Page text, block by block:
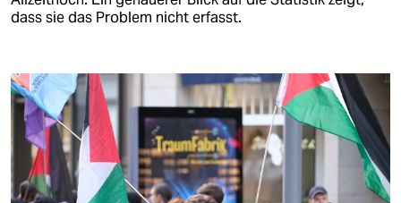
dass sie das Problem nicht erfasst.